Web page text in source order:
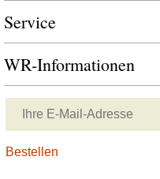
Service
WR-Informationen